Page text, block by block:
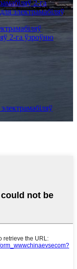
2-га
электрамабіляў,
2-га ўзроўню